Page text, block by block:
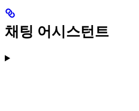
채팅 어시스턴트